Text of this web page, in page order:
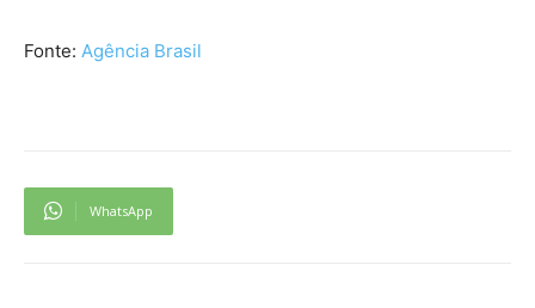
Fonte: Agência Brasil
WhatsApp